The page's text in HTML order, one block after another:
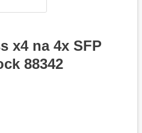
x4 na 4x SFP
88342